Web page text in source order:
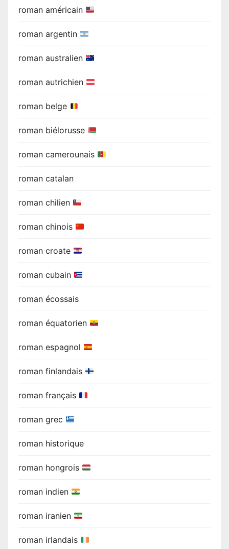
roman américain
roman argentin
roman australien
roman autrichien
roman belge
roman biélorusse
roman camerounais
roman catalan
roman chilien
roman chinois
roman croate
roman cubain
roman écossais
roman équatorien
roman espagnol
roman finlandais
roman français
roman grec
roman historique
roman hongrois
roman indien
roman iranien
roman irlandais